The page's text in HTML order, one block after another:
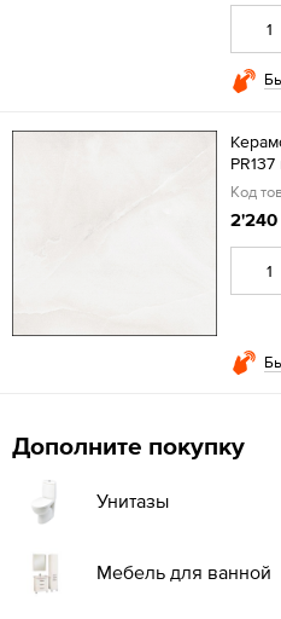
Код
2'240
Дополните покупку
Унитазы
Мебель для ванной